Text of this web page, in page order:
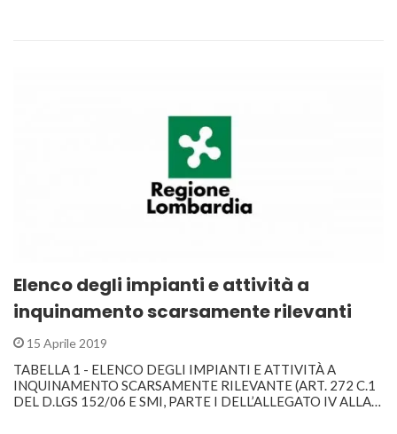
Elenco degli impianti e attività a
inquinamento scarsamente rilevanti
15 Aprile 2019
TABELLA 1 - ELENCO DEGLI IMPIANTI E ATTIVITÀ A
INQUINAMENTO SCARSAMENTE RILEVANTE (ART. 272 C.1
DEL D.LGS 152/06 E SMI, PARTE I DELL’ALLEGATO IV ALLA…